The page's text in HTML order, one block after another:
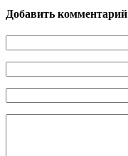
Добавить комментарий